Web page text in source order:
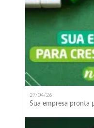
27/04/26
Sua empresa pronta